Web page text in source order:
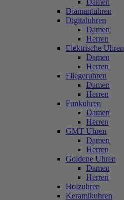
Damen
Diamantuhren
Digitaluhren
Damen
Herren
Elektrische Uhren
Damen
Herren
Fliegeruhren
Damen
Herren
Funkuhren
Damen
Herren
GMT Uhren
Damen
Herren
Goldene Uhren
Damen
Herren
Holzuhren
Keramikuhren